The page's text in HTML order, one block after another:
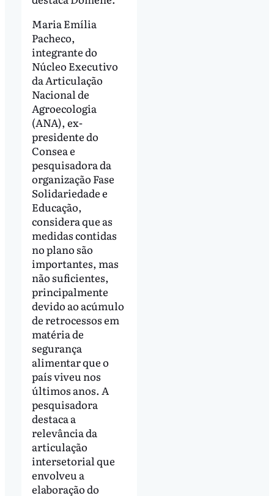
Maria Emília
Pacheco,
integrante do
Núcleo Executivo
da Articulação
Nacional de
Agroecologia
(ANA), ex-
presidente do
Consea e
pesquisadora da
organização Fase
Solidariedade e
Educação,
considera que as
medidas contidas
no plano são
importantes, mas
não suficientes,
principalmente
devido ao acúmulo
de retrocessos em
matéria de
segurança
alimentar que o
país viveu nos
últimos anos. A
pesquisadora
destaca a
relevância da
articulação
intersetorial que
envolveu a
elaboração do